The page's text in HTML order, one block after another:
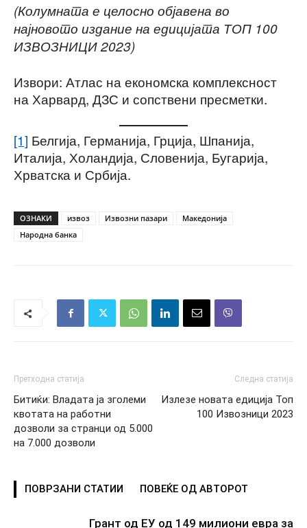
(Колумната е целосно објавена во
најновото издание на едицијата ТОП 100
ИЗВОЗНИЦИ 2023)
Извори: Атлас на економска комплексност
на Харвард, ДЗС и сопствени пресметки.
[1] Белгија, Германија, Грција, Шпанија,
Италија, Холандија, Словенија, Бугарија,
Хрватска и Србија.
ОЗНАКИ извоз Извозни пазари
Македонија
Народна банка
Претходна статија
Битиќи: Владата ја зголеми
квотата на работни
дозволи за странци од 5.000
на 7.000 дозволи
Следна статија
Излезе новата едиција Топ
100 Извозници 2023
ПОВРЗАНИ СТАТИИ ПОВЕЌЕ ОД АВТОРОТ
Грант од ЕУ од 149 милиони евра за